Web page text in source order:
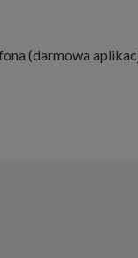
(darmowa